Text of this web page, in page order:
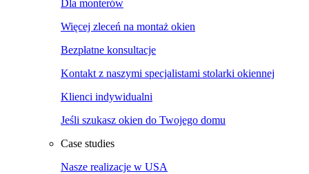
Dla monterów
Więcej zleceń na montaż okien
Bezpłatne konsultacje
Kontakt z naszymi specjalistami stolarki okiennej
Klienci indywidualni
Jeśli szukasz okien do Twojego domu
Case studies
Nasze realizacje w USA